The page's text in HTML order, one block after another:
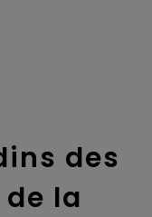
des
la